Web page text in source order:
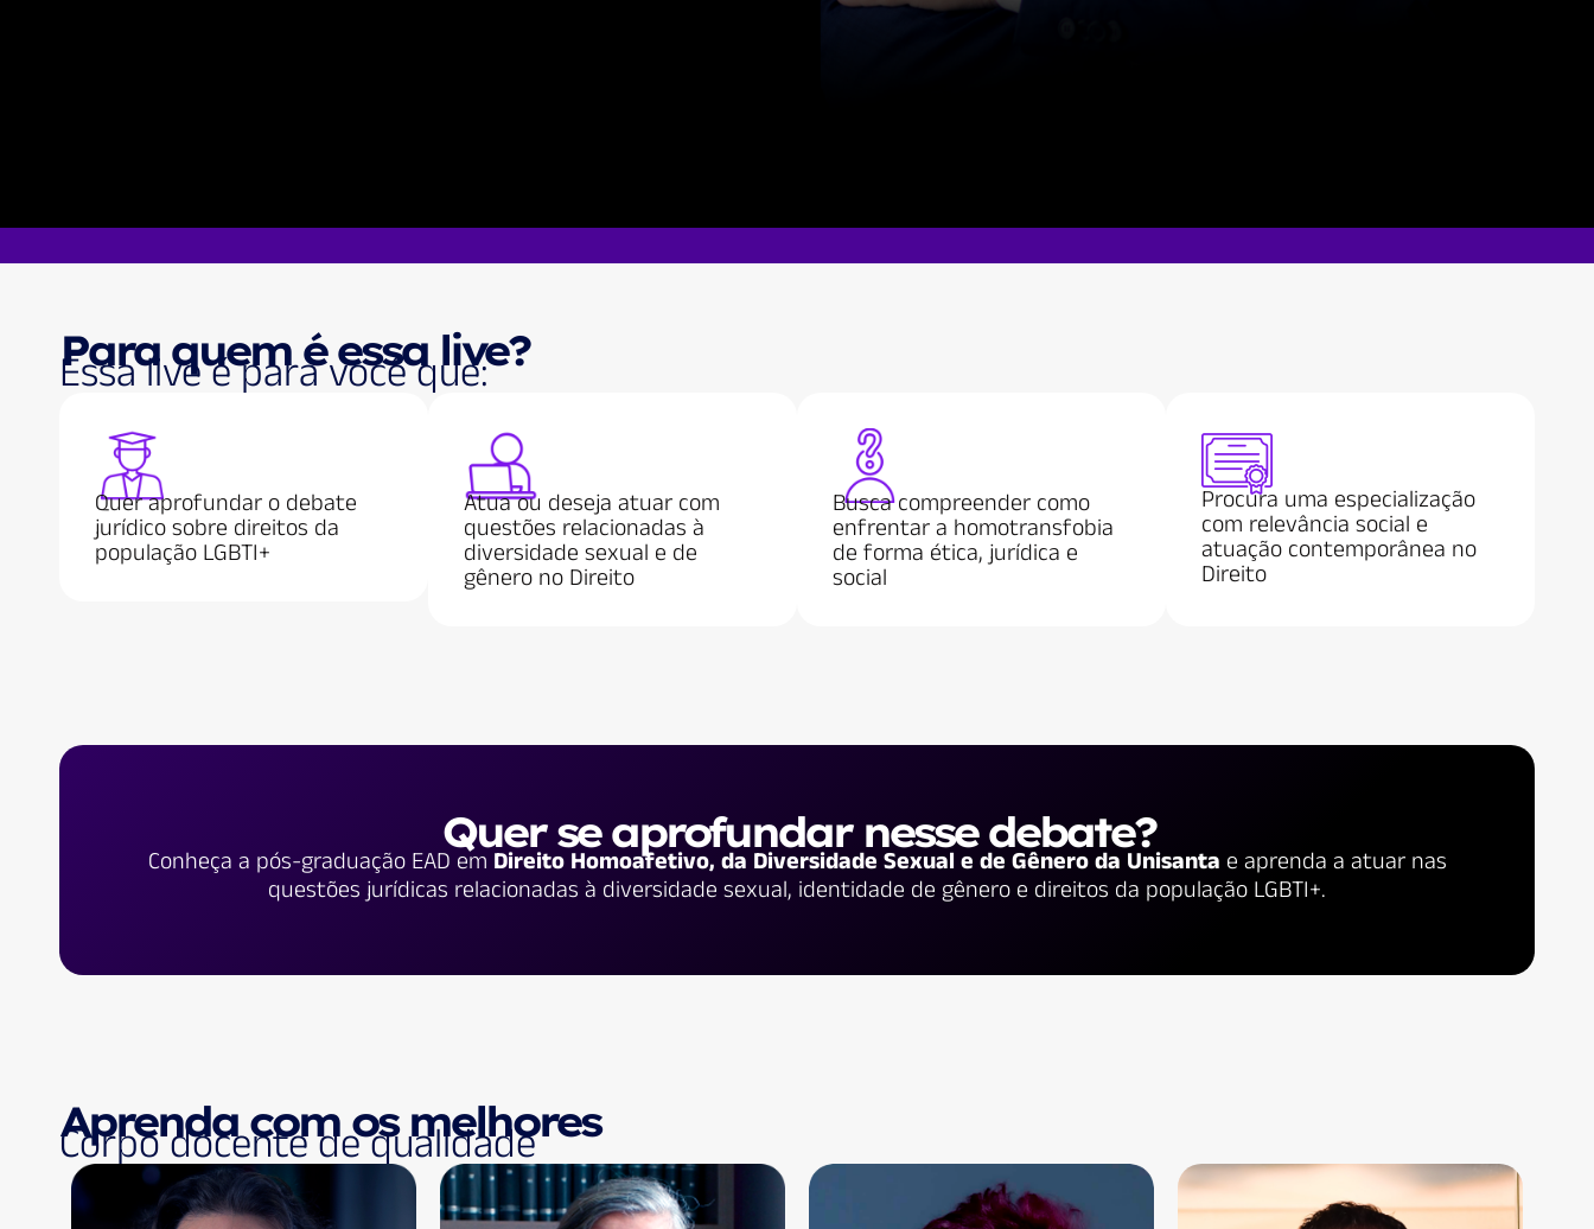
Para quem é essa live?
Essa live é para você que:
Quer aprofundar o debate
jurídico sobre direitos da
população LGBTI+
Atua ou deseja atuar com
questões relacionadas à
diversidade sexual e de
gênero no Direito
Busca compreender como
enfrentar a homotransfobia
de forma ética, jurídica e
social
Procura uma especialização
com relevância social e
atuação contemporânea no
Direito
Quer se aprofundar nesse debate?
Conheça a pós-graduação EAD em Direito Homoafetivo, da Diversidade Sexual e de Gênero da Unisanta e aprenda a atuar nas
questões jurídicas relacionadas à diversidade sexual, identidade de gênero e direitos da população LGBTI+.
Aprenda com os melhores
Corpo docente de qualidade